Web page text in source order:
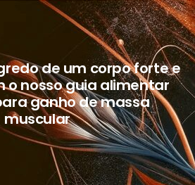
de um corpo forte e
o nosso guia alimentar
ganho de massa
muscular